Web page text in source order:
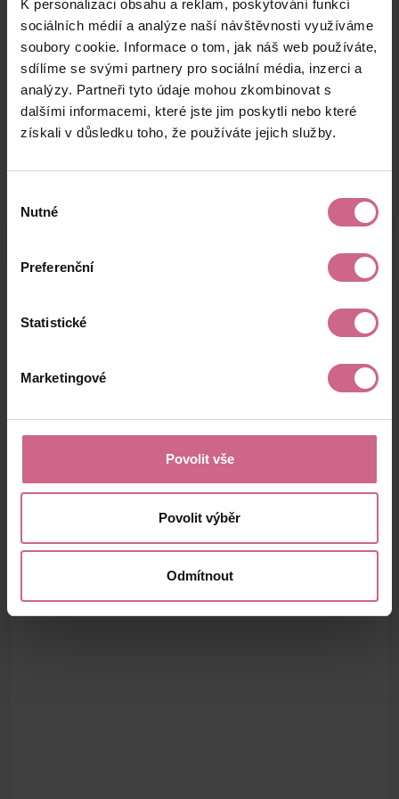
K personalizaci obsahu a reklam, poskytování funkcí
sociálních médií a analýze naší návštěvnosti využíváme
soubory cookie. Informace o tom, jak náš web používáte,
sdílíme se svými partnery pro sociální média, inzerci a
analýzy. Partneři tyto údaje mohou zkombinovat s
dalšími informacemi, které jste jim poskytli nebo které
získali v důsledku toho, že používáte jejich služby.
souhlasu
Nutné
Preferenční
Statistické
Marketingové
Povolit vše
Povolit výběr
Odmítnout
R****
H****
19. 9. 2024
20:03:17
K****
700 Kč
19. 9. 2024
19:01:47
1 203 Kč
K****
Z****
30 000 Kč
19. 9. 2024
18:14:10
51 599 Kč
keyboard_arrow_left keyboard_arrow_right